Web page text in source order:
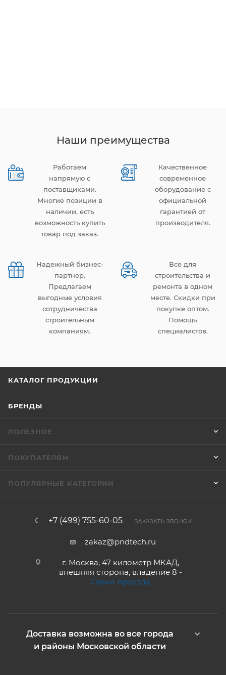
Наши преимущества
Работаем
напрямую с
поставщиками.
Многие позиции в
наличии, есть
возможность купить
товар под заказ.
Качественное
современное
оборудование с
официальной
гарантией от
производителя.
Надежный бизнес-
партнер.
Предлагаем
выгодные условия
сотрудничества
строительным
компаниям.
Все для
строительства и
ремонта в одном
месте. Скидки при
покупке оптом.
Помощь
специалистов.
КАТАЛОГ ПРОДУКЦИИ
БРЕНДЫ
ПОЛЕЗНОЕ
ПОКУПАТЕЛЯМ
ПОПУЛЯРНЫЕ КАТЕГОРИИ
+7 (499) 755-60-05 ЗАКАЗАТЬ ЗВОНОК
zakaz@pndtech.ru
г. Москва, 47 километр МКАД,
внешняя сторона, владение 8 -
Схема проезда
Доставка возможна во все города
и районы Московской области